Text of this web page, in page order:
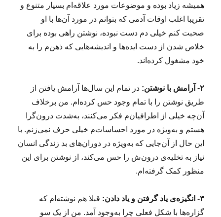
همیشه زیاد بوده و موضوعات مورد علاقه‌ام بسیار متنوع و
تقریبا اغلب اوقات آدمی که بتوانم در مورد آن‌ها با او
صحبت کنم خیلی دم دست نبوده، نوشتن راهی بوده برای
خلاص شدن از دست ایده‌ها و اندیشه‌هایی که ذهن‌م را به
خود مشغول کرده‌اند.
۲- آرامش با نوشتن:
در تمام این سال‌ها آرامش یافتن از
طریق نوشتن را با تمام وجود حس کرده‌ام. من برخلاف
آن‌چه خیلی از اطرافیان‌م فکر می‌کنند، به‌شدت درون‌گرا
هستم و به‌ویژه در مورد احساسات‌م خیلی حرف نمی‌زنم. با
این حال از آن‌جایی که به‌ویژه در دوران‌های بد زندگی انسان
نیاز به تخلیه‌ی درون‌ش را حس می‌کند، از نوشتن برای این
منظور کمک گرفته‌ام.
۳- انگیزه‌ی یاد گرفتن و یاد دادن:
قبلا هم نوشته‌ام که
گزاره‌ها با شکل فعلی چرا به‌وجود آمد. من از یک سو